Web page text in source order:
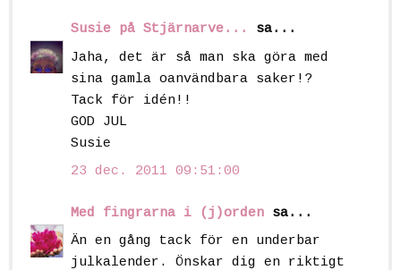
Susie på Stjärnarve...
sa...
Jaha, det är så man ska göra med
sina gamla oanvändbara saker!?
Tack för idén!!
GOD JUL
Susie
23 dec. 2011 09:51:00
Med fingrarna i (j)orden sa...
Än en gång tack för en underbar
julkalender. Önskar dig en riktigt